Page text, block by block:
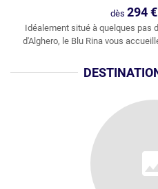
dès 294€
Idéalement situé à quelques pas
d'Alghero, le Blu Rina vous